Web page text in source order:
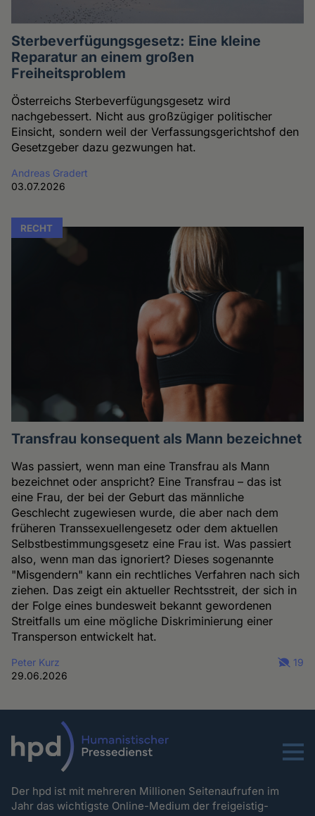
Sterbeverfügungsgesetz: Eine kleine
Reparatur an einem großen
Freiheitsproblem
Österreichs Sterbeverfügungsgesetz wird
nachgebessert. Nicht aus großzügiger politischer
Einsicht, sondern weil der Verfassungsgerichtshof den
Gesetzgeber dazu gezwungen hat.
Andreas Gradert
03.07.2026
RECHT
Transfrau konsequent als Mann bezeichnet
Was passiert, wenn man eine Transfrau als Mann
bezeichnet oder anspricht? Eine Transfrau – das ist
eine Frau, der bei der Geburt das männliche
Geschlecht zugewiesen wurde, die aber nach dem
früheren Transsexuellengesetz oder dem aktuellen
Selbstbestimmungsgesetz eine Frau ist. Was passiert
also, wenn man das ignoriert? Dieses sogenannte
"Misgendern" kann ein rechtliches Verfahren nach sich
ziehen. Das zeigt ein aktueller Rechtsstreit, der sich in
der Folge eines bundesweit bekannt gewordenen
Streitfalls um eine mögliche Diskriminierung einer
Transperson entwickelt hat.
Peter Kurz
29.06.2026
19
Menu
Der hpd ist mit mehreren Millionen Seitenaufrufen im
Jahr das wichtigste Online-Medium der freigeistig-